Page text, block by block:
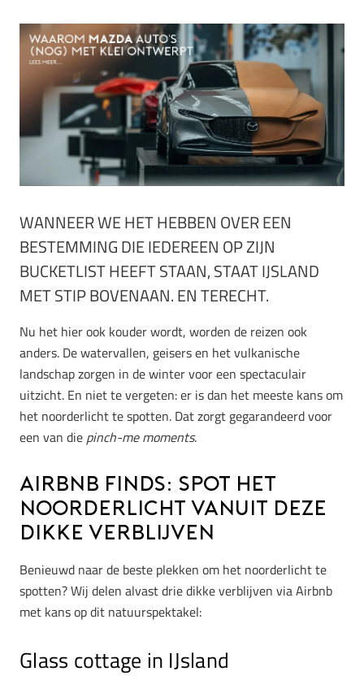
WANNEER WE HET HEBBEN OVER EEN
BESTEMMING DIE IEDEREEN OP ZIJN
BUCKETLIST HEEFT STAAN, STAAT IJSLAND
MET STIP BOVENAAN. EN TERECHT.
Nu het hier ook kouder wordt, worden de reizen ook
anders. De watervallen, geisers en het vulkanische
landschap zorgen in de winter voor een spectaculair
uitzicht. En niet te vergeten: er is dan het meeste kans om
het noorderlicht te spotten. Dat zorgt gegarandeerd voor
een van die pinch-me moments.
Airbnb finds: Spot het
noorderlicht vanuit deze
dikke verblijven
Benieuwd naar de beste plekken om het noorderlicht te
spotten? Wij delen alvast drie dikke verblijven via Airbnb
met kans op dit natuurspektakel:
Glass cottage in IJsland